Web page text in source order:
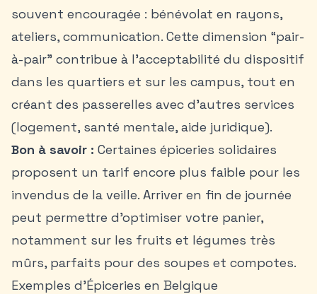
souvent encouragée : bénévolat en rayons,
ateliers, communication. Cette dimension “pair-
à-pair” contribue à l’acceptabilité du dispositif
dans les quartiers et sur les campus, tout en
créant des passerelles avec d’autres services
(logement, santé mentale, aide juridique).
Bon à savoir : Certaines épiceries solidaires
proposent un tarif encore plus faible pour les
invendus de la veille. Arriver en fin de journée
peut permettre d’optimiser votre panier,
notamment sur les fruits et légumes très
mûrs, parfaits pour des soupes et compotes.
Exemples d'Épiceries en Belgique